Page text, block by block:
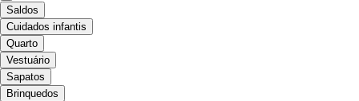
Saldos
Cuidados infantis
Quarto
Vestuário
Sapatos
Brinquedos